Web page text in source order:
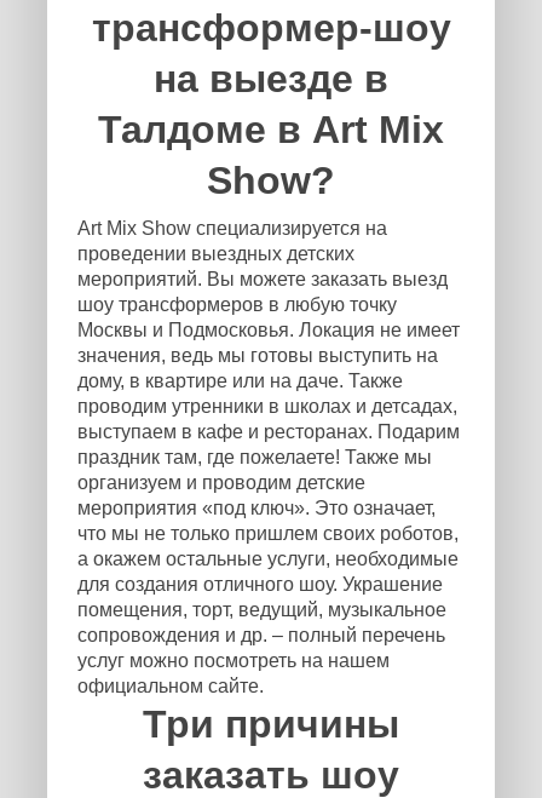
трансформер-шоу
на выезде в
Талдоме в Art Mix
Show?
Art Mix Show специализируется на
проведении выездных детских
мероприятий. Вы можете заказать выезд
шоу трансформеров в любую точку
Москвы и Подмосковья. Локация не имеет
значения, ведь мы готовы выступить на
дому, в квартире или на даче. Также
проводим утренники в школах и детсадах,
выступаем в кафе и ресторанах. Подарим
праздник там, где пожелаете! Также мы
организуем и проводим детские
мероприятия «под ключ». Это означает,
что мы не только пришлем своих роботов,
а окажем остальные услуги, необходимые
для создания отличного шоу. Украшение
помещения, торт, ведущий, музыкальное
сопровождения и др. – полный перечень
услуг можно посмотреть на нашем
официальном сайте.
Три причины
заказать шоу